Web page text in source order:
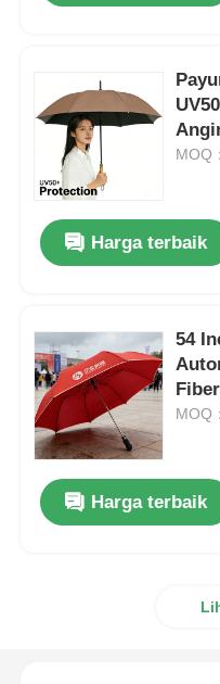
MOQ
Harga terbaik
54
MOQ
Harga terbaik